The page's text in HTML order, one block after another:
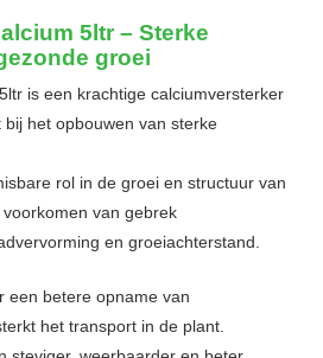
5ltr – Sterke
groei
is een krachtige calciumversterker
het opbouwen van sterke
rol in de groei en structuur van
van gebrek
en groeiachterstand.
een betere opname van
het transport in de plant.